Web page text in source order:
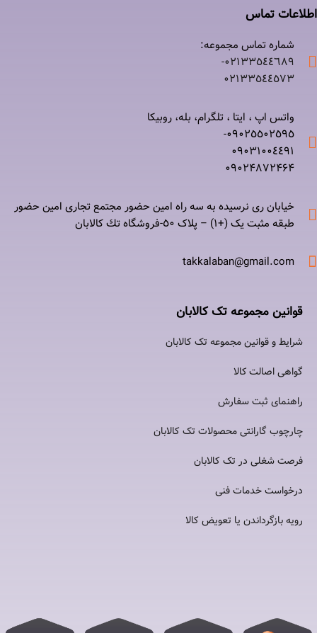
اطلاعات تماس
شماره تماس مجموعه:
۰۲۱٣٣٥٤٤٦٨٩-
۰٢١٣٣٥٤٤٥٧٣
واتس اپ ، ایتا ، تلگرام، بله، روبیکا
۰٩٠٢٥٥٠٢٥٩٥-
۰٩٠٣١٠٠٤٤٩١
۰٩٠٢۴۸۷٢۴۶۴
خیابان ری نرسيده به سه راه امين حضور مجتمع تجاری امين حضور
طبقه مثبت یک (+۱) – پلاک ٥٠-فروشگاه تك كالابان
takkalaban@gmail.com
قوانین مجموعه تک کالابان
شرایط و قوانین مجموعه تک کالابان
گواهی اصالت كالا
راهنمای ثبت سفارش
چارچوب گارانتی محصولات تک کالابان
فرصت شغلی در تک کالابان
درخواست خدمات فنی
رویه بازگرداندن یا تعویض کالا